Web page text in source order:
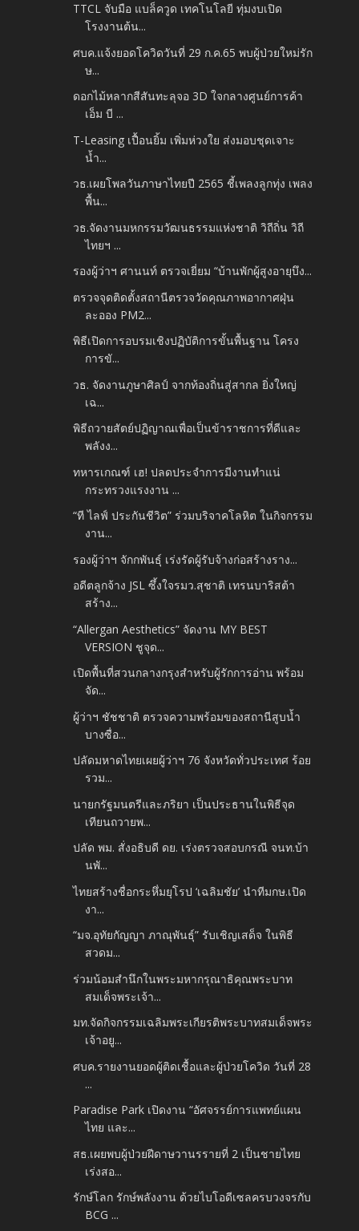
TTCL จับมือ แบล็ควูด เทคโนโลยี ทุ่มงบเปิด
โรงงานต้น...
ศบค.แจ้งยอดโควิดวันที่ 29 ก.ค.65 พบผู้ป่วยใหม่รัก
ษ...
ดอกไม้หลากสีสันทะลุจอ 3D ใจกลางศูนย์การค้า
เอ็ม บี ...
T-Leasing เปื้อนยิ้ม เพิ่มห่วงใย ส่งมอบชุดเจาะ
น้ำ...
วธ.เผยโพลวันภาษาไทยปี 2565 ชี้เพลงลูกทุ่ง เพลง
พื้น...
วธ.จัดงานมหกรรมวัฒนธรรมแห่งชาติ วิถีถิ่น วิถี
ไทยฯ ...
รองผู้ว่าฯ ศานนท์ ตรวจเยี่ยม “บ้านพักผู้สูงอายุบึง...
ตรวจจุดติดตั้งสถานีตรวจวัดคุณภาพอากาศฝุ่น
ละออง PM2...
พิธีเปิดการอบรมเชิงปฏิบัติการขั้นพื้นฐาน โครง
การขั...
วธ. จัดงานภูษาศิลป์ จากท้องถิ่นสู่สากล ยิ่งใหญ่
เฉ...
พิธีถวายสัตย์ปฏิญาณเพื่อเป็นข้าราชการที่ดีและ
พลังง...
ทหารเกณฑ์ เฮ! ปลดประจำการมีงานทำแน่
กระทรวงแรงงาน ...
“ที ไลฟ์ ประกันชีวิต” ร่วมบริจาคโลหิต ในกิจกรรม
งาน...
รองผู้ว่าฯ จักกพันธุ์ เร่งรัดผู้รับจ้างก่อสร้างราง...
อดีตลูกจ้าง JSL ซึ้งใจรมว.สุชาติ เทรนบาริสต้า
สร้าง...
“Allergan Aesthetics” จัดงาน MY BEST
VERSION ชูจุด...
เปิดพื้นที่สวนกลางกรุงสำหรับผู้รักการอ่าน พร้อม
จัด...
ผู้ว่าฯ ชัชชาติ ตรวจความพร้อมของสถานีสูบน้ำ
บางซื่อ...
ปลัดมหาดไทยเผยผู้ว่าฯ 76 จังหวัดทั่วประเทศ ร้อย
รวม...
นายกรัฐมนตรีและภริยา เป็นประธานในพิธีจุด
เทียนถวายพ...
ปลัด พม. สั่งอธิบดี ดย. เร่งตรวจสอบกรณี จนท.บ้า
นพั...
ไทยสร้างชื่อกระหึ่มยุโรป ‘เฉลิมชัย’ นำทีมกษ.เปิด
งา...
“มจ.อุทัยกัญญา ภาณุพันธุ์” รับเชิญเสด็จ ในพิธี
สวดม...
ร่วมน้อมสำนึกในพระมหากรุณาธิคุณพระบาท
สมเด็จพระเจ้า...
มท.จัดกิจกรรมเฉลิมพระเกียรติพระบาทสมเด็จพระ
เจ้าอยู...
ศบค.รายงานยอดผู้ติดเชื้อและผู้ป่วยโควิด วันที่ 28
...
Paradise Park เปิดงาน “อัศจรรย์การแพทย์แผน
ไทย และ...
สธ.เผยพบผู้ป่วยฝีดาษวานรรายที่ 2 เป็นชายไทย
เร่งสอ...
รักษ์โลก รักษ์พลังงาน ด้วยไบโอดีเซลครบวงจรกับ
BCG ...